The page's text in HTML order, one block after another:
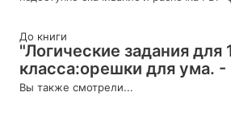
До книги
"Логические задания для
класса:орешки для ума. -
Вы также смотрели...